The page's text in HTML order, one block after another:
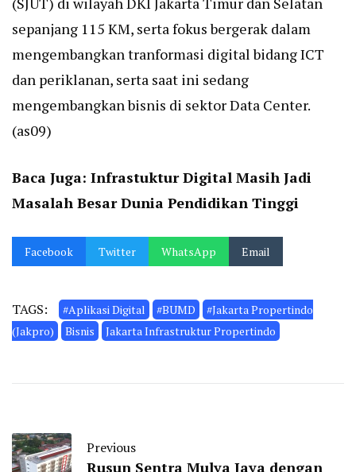
sepanjang 115 KM, serta fokus bergerak dalam
mengembangkan tranformasi digital bidang ICT
dan periklanan, serta saat ini sedang
mengembangkan bisnis di sektor Data Center.
(as09)
Baca Juga: Infrastuktur Digital Masih Jadi
Masalah Besar Dunia Pendidikan Tinggi
Facebook Twitter WhatsApp Email
TAGS: #Aplikasi Digital #BUMD
#Jakarta Propertindo
(Jakpro)
Bisnis Jakarta Infrastruktur Propertindo
Previous
Rusun Sentra Mulya Jaya dengan